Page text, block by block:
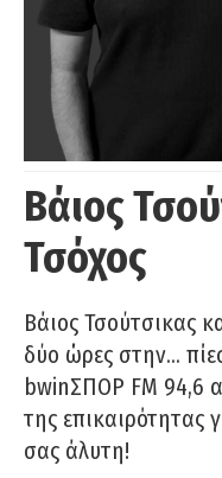
Βάιος
Τσόχος
Βάιος Τσούτσικας
δύο ώρες στην…
bwinΣΠΟΡ FM 94,6
της επικαιρότητας
σας άλυτη!